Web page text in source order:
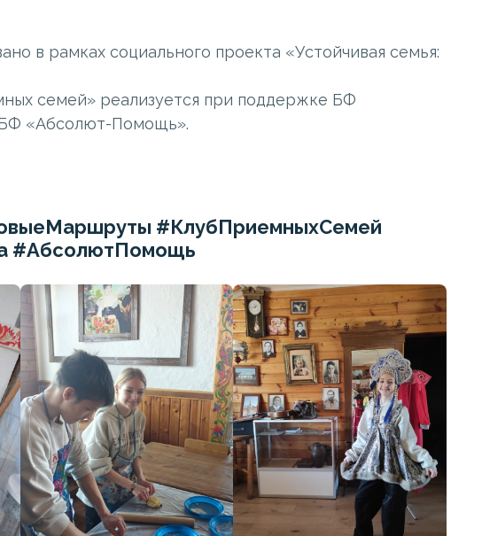
в рамках социального проекта «Устойчивая семья:
семей» реализуется при поддержке БФ
«Абсолют-Помощь».
#КлубПриемныхСемей
#АбсолютПомощь